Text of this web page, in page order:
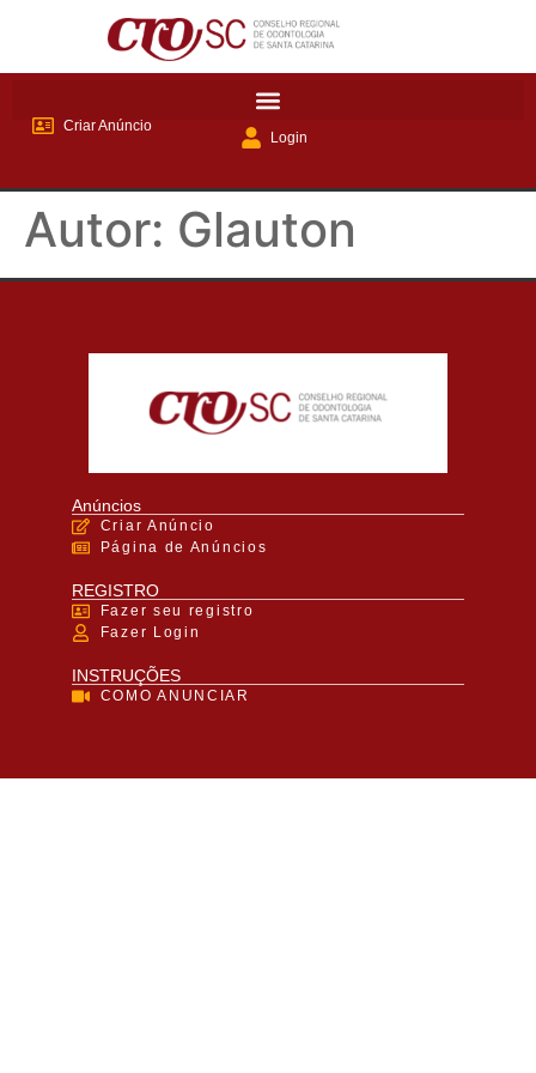
Criar Anúncio
Login
Autor: Glauton
Anúncios
Criar Anúncio
Página de Anúncios
REGISTRO
Fazer seu registro
Fazer Login
INSTRUÇÕES
COMO ANUNCIAR